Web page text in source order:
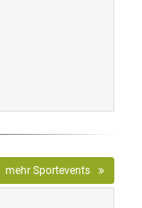
mehr Sportevents